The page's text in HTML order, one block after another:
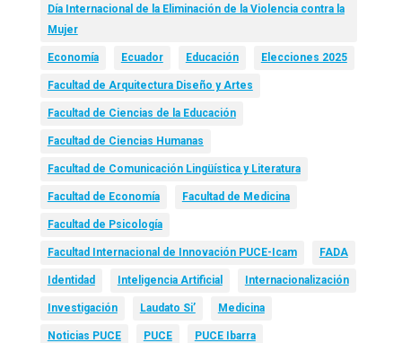
Día Internacional de la Eliminación de la Violencia contra la
Mujer
Economía Ecuador Educación Elecciones 2025
Facultad de Arquitectura Diseño y Artes
Facultad de Ciencias de la Educación
Facultad de Ciencias Humanas
Facultad de Comunicación Lingüística y Literatura
Facultad de Economía Facultad de Medicina
Facultad de Psicología
Facultad Internacional de Innovación PUCE-Icam FADA
Identidad Inteligencia Artificial Internacionalización
Investigación Laudato Si’ Medicina
Noticias PUCE PUCE PUCE Ibarra